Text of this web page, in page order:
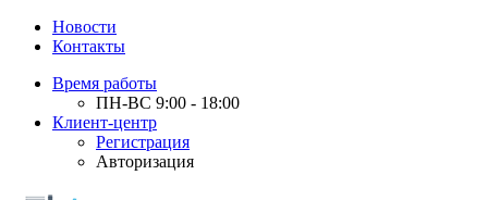
Новости
Контакты
Время работы
ПН-ВС 9:00 - 18:00
Клиент-центр
Регистрация
Авторизация